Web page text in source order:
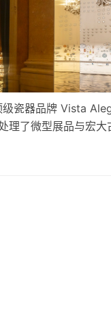
瓷器品牌 Vista
理了微型展品与宏